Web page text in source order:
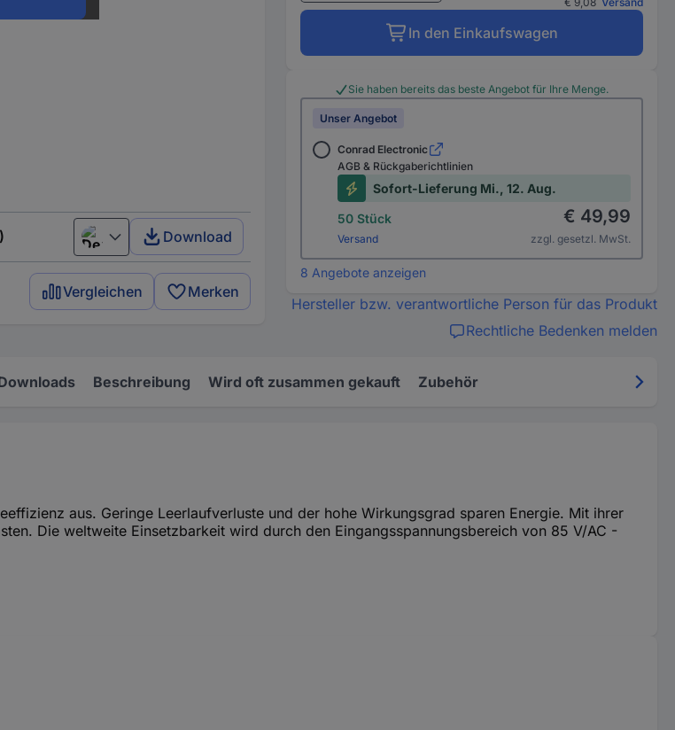
Deutsch (Deutschland)
Download
Vergleichen Merken
In den Einkaufswagen
Sie haben bereits das beste Angebot für Ihre Menge.
Unser Angebot
Conrad Electronic
AGB & Rückgaberichtlinien
Sofort-Lieferung Mi., 12. Aug.
50 Stück
Versand
€ 49,99
zzgl. gesetzl. MwSt.
8 Angebote anzeigen
Hersteller bzw. verantwortliche Person für das Produkt
Rechtliche Bedenken melden
Beschreibung Wird oft zusammen gekauft Zubehör
aus. Geringe Leerlaufverluste und der hohe Wirkungsgrad sparen Energie. Mit ihrer
Die weltweite Einsetzbarkeit wird durch den Eingangsspannungsbereich von 85 V/AC -